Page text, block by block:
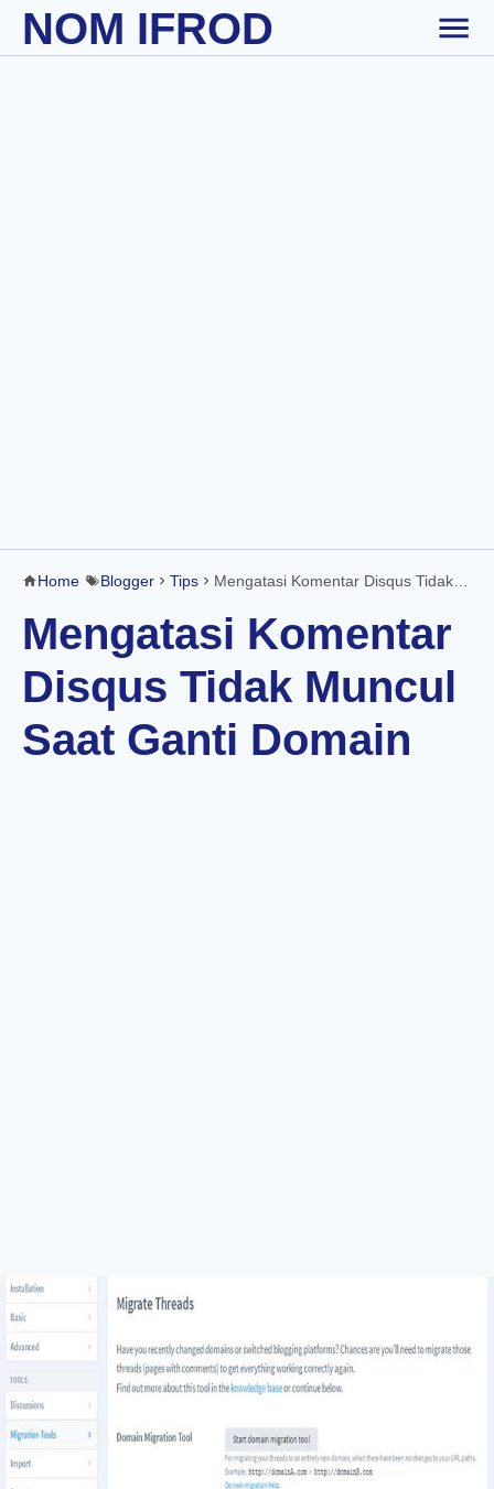
Skip to main content
NOM IFROD
Home Blogger Tips Mengatasi Komentar Disqus Tidak Muncul Saat Ganti Domain
Mengatasi Komentar
Disqus Tidak Muncul
Saat Ganti Domain